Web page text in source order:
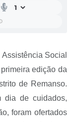
Social
edição da
de Remanso.
dia de cuidados,
foram ofertados